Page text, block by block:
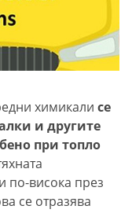
химикали се
и другите
при топло
по-висока през
се отразява